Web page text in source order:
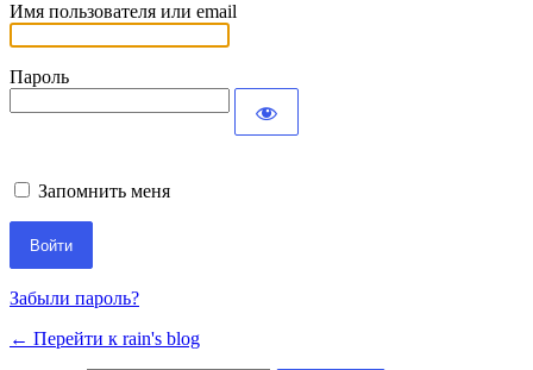
Имя пользователя или email
Пароль
Запомнить меня
Забыли пароль?
← Перейти к rain's blog